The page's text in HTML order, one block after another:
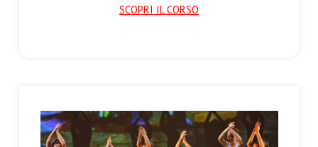
SCOPRI IL CORSO